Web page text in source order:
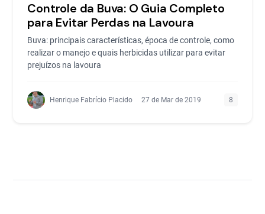
Controle da Buva: O Guia Completo
para Evitar Perdas na Lavoura
Buva: principais características, época de controle, como
realizar o manejo e quais herbicidas utilizar para evitar
prejuízos na lavoura
Henrique Fabrício Placido 27 de Mar de 2019 8